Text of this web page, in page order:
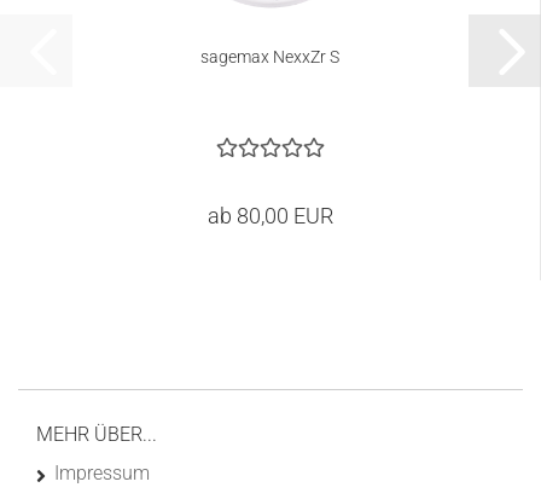
sagemax NexxZr S
ab 80,00 EUR
MEHR ÜBER...
Impressum